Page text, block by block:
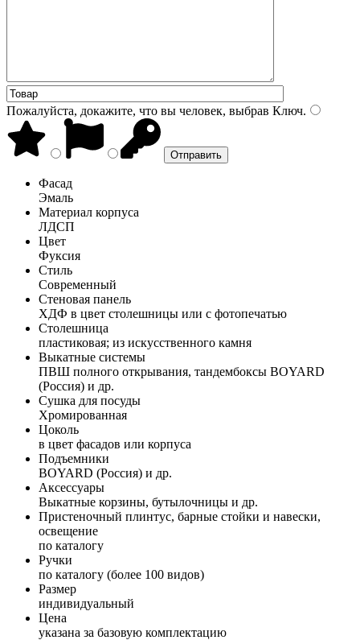
Пожалуйста, докажите, что вы человек, выбрав Ключ.
Фасад
Эмаль
Материал корпуса
ЛДСП
Цвет
Фуксия
Стиль
Современный
Стеновая панель
ХДФ в цвет столешницы или с фотопечатью
Столешница
пластиковая; из искусственного камня
Выкатные системы
ПВШ полного открывания, тандембоксы BOYARD
(Россия) и др.
Сушка для посуды
Хромированная
Цоколь
в цвет фасадов или корпуса
Подъемники
BOYARD (Россия) и др.
Аксессуары
Выкатные корзины, бутылочницы и др.
Пристеночный плинтус, барные стойки и навески,
освещение
по каталогу
Ручки
по каталогу (более 100 видов)
Размер
индивидуальный
Цена
указана за базовую комплектацию